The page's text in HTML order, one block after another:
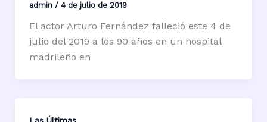
admin / 4 de julio de 2019
El actor Arturo Fernández falleció este 4 de
julio del 2019 a los 90 años en un hospital
madrileño en